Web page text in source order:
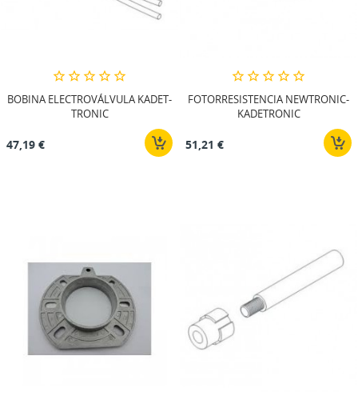
BOBINA ELECTROVÁLVULA KADET-
TRONIC
47,19 €
FOTORRESISTENCIA NEWTRONIC-
KADETRONIC
51,21 €